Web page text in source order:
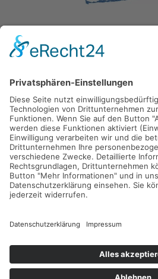
Gefördert durch die
Freie und Hansestadt Hamburg
SUCHT.HAMBURG gGmbH